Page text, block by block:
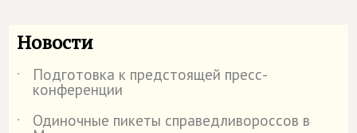
Новости
˙ Подготовка к предстоящей пресс-
конференции
˙
Одиночные пикеты справедливороссов в